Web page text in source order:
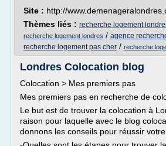
Site : http://
Thèmes liés : recherche logement
recherche logement londres / agence
recherche logement pas cher / recherche
Londres Colocation blog
Colocation > Mes premiers pas
Mes premiers pas en recherche de
Le but est de trouver la colocation à
raison pour laquelle avec le blog
donnons les conseils pour réussir